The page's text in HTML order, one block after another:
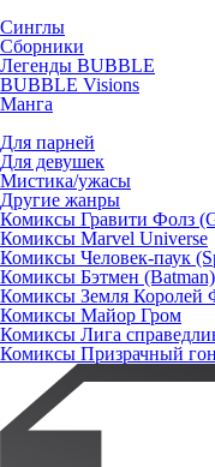
Синглы
Сборники
Легенды BUBBLE
BUBBLE Visions
Манга
Для парней
Для девушек
Мистика/ужасы
Другие жанры
Комиксы Гравити Фолз
Комиксы Marvel Universe
Комиксы Человек-паук
Комиксы Бэтмен (Batman)
Комиксы Земля Королей
Комиксы Майор Гром
Комиксы Лига
Комиксы Призрачный